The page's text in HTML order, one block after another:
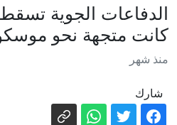
تكشف
اعتقال 3
والانتقال
كانت متجهة نحو
منذ شهر
شارك